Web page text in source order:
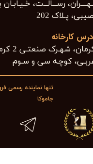
رســـالـــت،
پـلاک 202​​​​​​​
تنها نماینده رسمی
جاموکا
کارخانه
کوچـه سی و سـوم